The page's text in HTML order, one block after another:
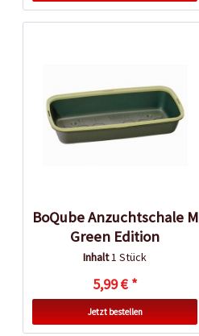
BoQube Anzuchtschale M
Green Edition
Inhalt1 Stück
5,99 € *
Jetzt bestellen